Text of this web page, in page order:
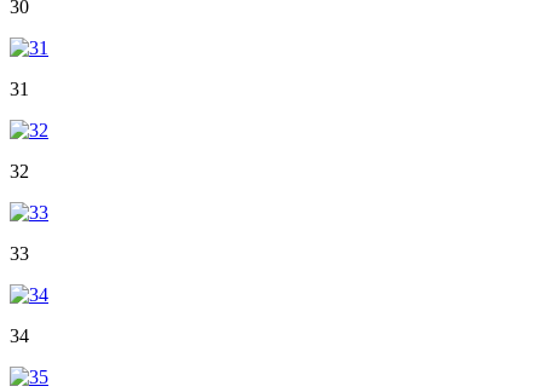
30
31
32
33
34